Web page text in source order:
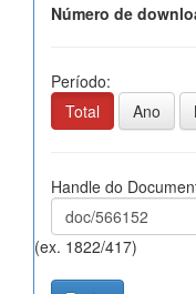
Número de
Período:
Total
Ano
Handle do
(ex. 1822/417)